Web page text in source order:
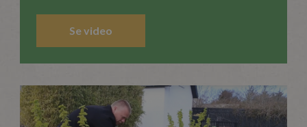
Se video